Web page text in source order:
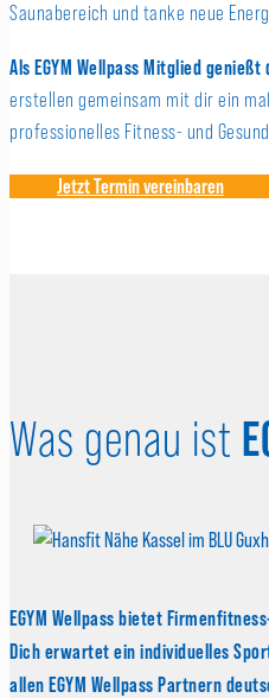
Saunabereich und tanke neue
Als EGYM Wellpass Mitglied
erstellen gemeinsam mit dir ein
professionelles Fitness- und
Jetzt Termin vereinbaren
Was genau ist
EGYM Wellpass bietet
Dich erwartet ein individuelles
allen EGYM Wellpass Partnern